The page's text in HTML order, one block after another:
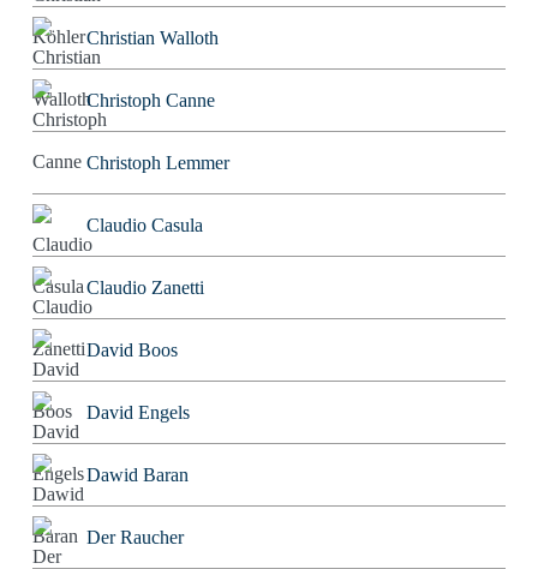
Christian Walloth
Christoph Canne
Christoph Lemmer
Claudio Casula
Claudio Zanetti
David Boos
David Engels
Dawid Baran
Der Raucher